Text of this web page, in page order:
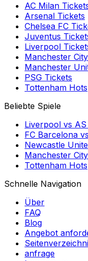
AC Milan
Arsenal Tickets
Chelsea FC
Juventus
Liverpool
Manchester
Manchester
PSG Tickets
Tottenham
Beliebte Spiele
Liverpool vs
FC Barcelona vs
Newcastle
Manchester
Tottenham
Schnelle Navigation
Über
FAQ
Blog
Angebot
anfrage